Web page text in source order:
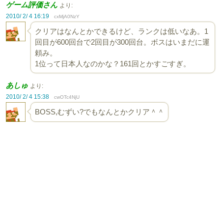
ゲーム評価さん より:
2010/ 2/ 4 16:19
cxMjA0NzY
クリアはなんとかできるけど、ランクは低いなあ。1
回目が600回台で2回目が300回台。ボスはいまだに運
頼み。
1位って日本人なのかな？161回とかすごすぎ。
あしゅ より:
2010/ 2/ 4 15:38
cwOTc4NjU
BOSS,むずい?でもなんとかクリア＾＾